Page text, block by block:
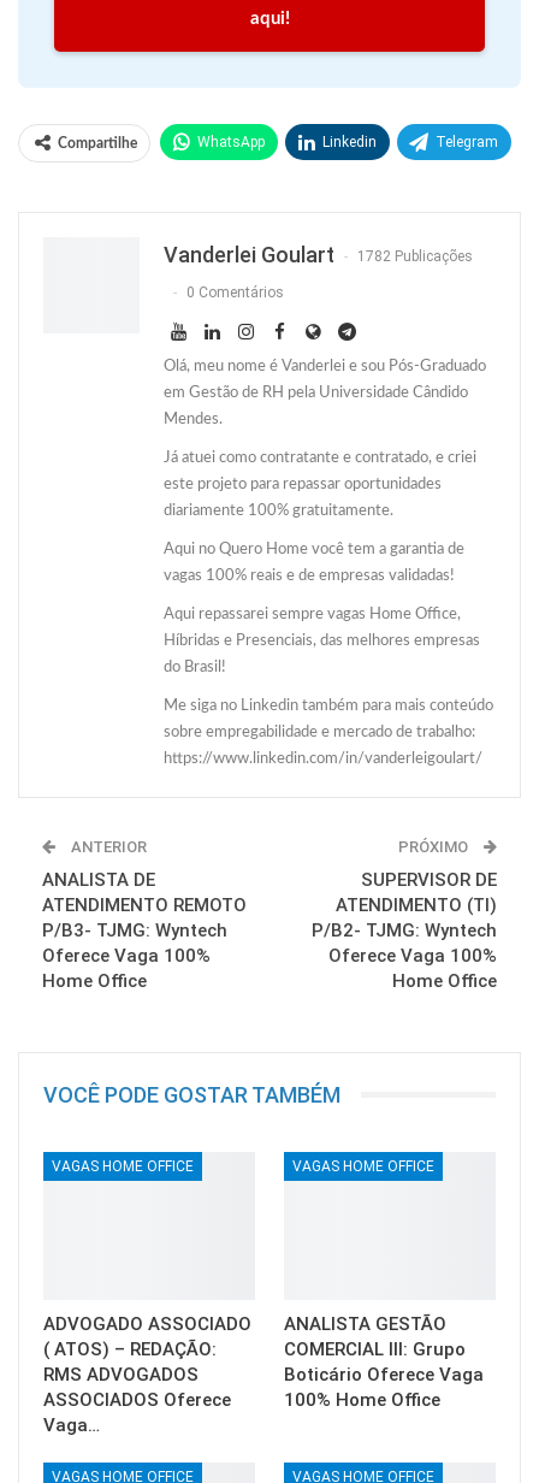
aqui!
Compartilhe WhatsApp Linkedin Telegram
Vanderlei Goulart 1782 Publicações
0 Comentários
Olá, meu nome é Vanderlei e sou Pós-Graduado
em Gestão de RH pela Universidade Cândido
Mendes.
Já atuei como contratante e contratado, e criei
este projeto para repassar oportunidades
diariamente 100% gratuitamente.
Aqui no Quero Home você tem a garantia de
vagas 100% reais e de empresas validadas!
Aqui repassarei sempre vagas Home Office,
Híbridas e Presenciais, das melhores empresas
do Brasil!
Me siga no Linkedin também para mais conteúdo
sobre empregabilidade e mercado de trabalho:
https://www.linkedin.com/in/vanderleigoulart/
ANTERIOR
ANALISTA DE
ATENDIMENTO REMOTO
P/B3- TJMG: Wyntech
Oferece Vaga 100%
Home Office
PRÓXIMO
SUPERVISOR DE
ATENDIMENTO (TI)
P/B2- TJMG: Wyntech
Oferece Vaga 100%
Home Office
VOCÊ PODE GOSTAR TAMBÉM
VAGAS HOME OFFICE
ADVOGADO ASSOCIADO
( ATOS) – REDAÇÃO:
RMS ADVOGADOS
ASSOCIADOS Oferece
Vaga…
VAGAS HOME OFFICE
ANALISTA GESTÃO
COMERCIAL III: Grupo
Boticário Oferece Vaga
100% Home Office
VAGAS HOME OFFICE VAGAS HOME OFFICE